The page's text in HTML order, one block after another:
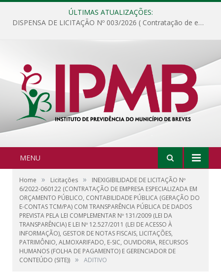
ÚLTIMAS ATUALIZAÇÕES:
DISPENSA DE LICITAÇÃO Nº 003/2026 ( Contratação de empresa para fornecimento de gêneros alimentícios não perecíveis, materiais de expediente, descartáveis, copa e cozinha, para análise e posterior publicação.)
MENU
Home » Licitações »
INEXIGIBILIDADE DE LICITAÇÃO Nº
6/2022-060122 (CONTRATAÇÃO DE EMPRESA ESPECIALIZADA EM
ORÇAMENTO PÚBLICO, CONTABILIDADE PÚBLICA (GERAÇÃO DO
E-CONTAS TCM/PA) COM TRANSPARÊNCIA PÚBLICA DE DADOS
PREVISTA PELA LEI COMPLEMENTAR Nº 131/2009 (LEI DA
TRANSPARÊNCIA) E LEI Nº 12.527/2011 (LEI DE ACESSO À
INFORMAÇÃO), GESTOR DE NOTAS FISCAIS, LICITAÇÕES,
PATRIMÔNIO, ALMOXARIFADO, E-SIC, OUVIDORIA, RECURSOS
HUMANOS (FOLHA DE PAGAMENTO) E GERENCIADOR DE
CONTEÚDO (SITE)) » ADITIVO